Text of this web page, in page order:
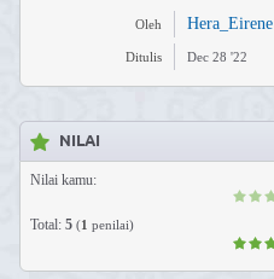
Oleh Hera_Eirene
Ditulis Dec 28 '22
NILAI
Nilai kamu:
Total: 5 (1 penilai)